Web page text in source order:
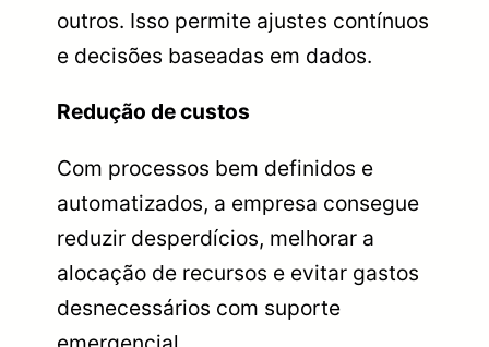
outros. Isso permite ajustes contínuos
e decisões baseadas em dados.
Redução de custos
Com processos bem definidos e
automatizados, a empresa consegue
reduzir desperdícios, melhorar a
alocação de recursos e evitar gastos
desnecessários com suporte